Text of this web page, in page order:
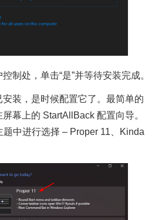
处，单击“是”并等待安装完成。
装，是时候配置它了。最简单的
幕上的 StartAllBack 配置向导。
中进行选择 – Proper 11、Kinda